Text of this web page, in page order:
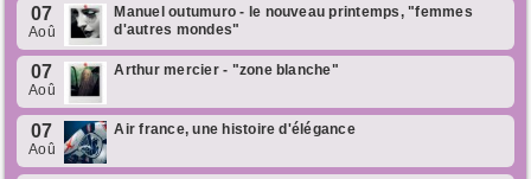
07
Aoû
Manuel outumuro - le nouveau printemps, "femmes
d'autres mondes"
07
Aoû
Arthur mercier - "zone blanche"
07
Aoû
Air france, une histoire d'élégance